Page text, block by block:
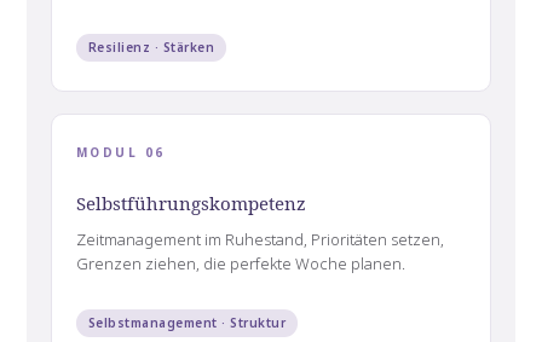
Resilienz · Stärken
MODUL 06
Selbstführungskompetenz
Zeitmanagement im Ruhestand, Prioritäten setzen,
Grenzen ziehen, die perfekte Woche planen.
Selbstmanagement · Struktur